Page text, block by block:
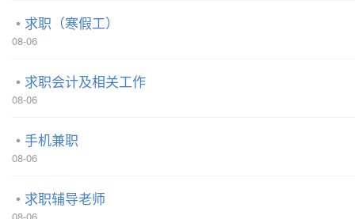
求职（寒假工）
08-06
求职会计及相关工作
08-06
手机兼职
08-06
求职辅导老师